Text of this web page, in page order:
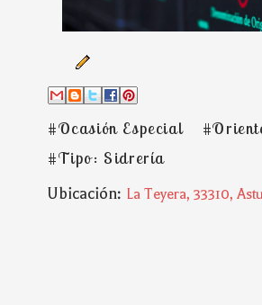
#Ocasión Especial
#Tipo: Sidrería
Ubicación: La Teyera, 33310,